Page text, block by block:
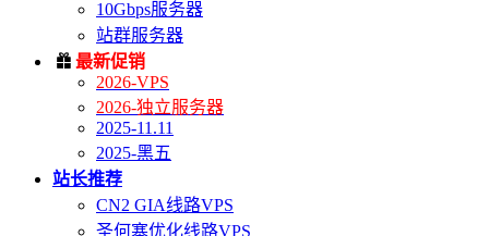
10Gbps服务器
站群服务器
 最新促销
2026-VPS
2026-独立服务器
2025-11.11
2025-黑五
站长推荐
CN2 GIA线路VPS
圣何塞优化线路VPS